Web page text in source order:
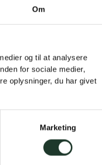
Om
og til at analysere
for sociale medier,
oplysninger, du har givet
Marketing